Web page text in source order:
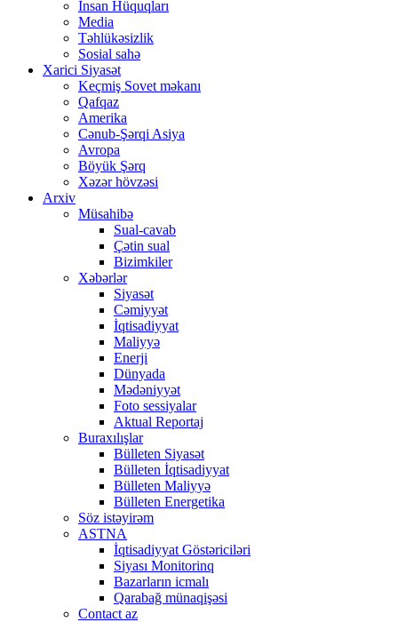
İnsan Hüquqları
Media
Təhlükəsizlik
Sosial sahə
Xarici Siyasət
Keçmiş Sovet məkanı
Qafqaz
Amerika
Cənub-Şərqi Asiya
Avropa
Böyük Şərq
Xəzər hövzəsi
Arxiv
Müsahibə
Sual-cavab
Çətin sual
Bizimkiler
Xəbərlər
Siyasət
Cəmiyyət
İqtisadiyyat
Maliyyə
Enerji
Dünyada
Mədəniyyət
Foto sessiyalar
Aktual Reportaj
Buraxılışlar
Bülleten Siyasət
Bülleten İqtisadiyyat
Bülleten Maliyyə
Bülleten Energetika
Söz istəyirəm
ASTNA
İqtisadiyyat Göstəriciləri
Siyası Monitorinq
Bazarların icmalı
Qarabağ münaqişəsi
Contact az